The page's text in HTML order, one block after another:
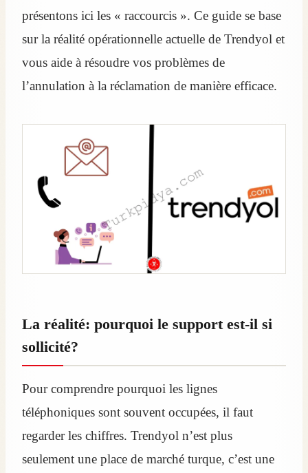
présentons ici les « raccourcis ». Ce guide se base
sur la réalité opérationnelle actuelle de Trendyol et
vous aide à résoudre vos problèmes de
l’annulation à la réclamation de manière efficace.
La réalité: pourquoi le support est-il si
sollicité?
Pour comprendre pourquoi les lignes
téléphoniques sont souvent occupées, il faut
regarder les chiffres. Trendyol n’est plus
seulement une place de marché turque, c’est une